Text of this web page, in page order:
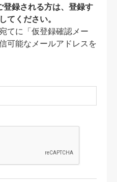
録される方は、登録す
てください。
てに「仮登録確認メー
可能なメールアドレスを